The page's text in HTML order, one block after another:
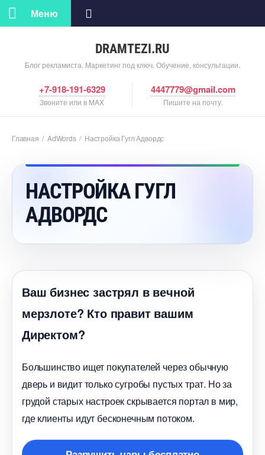
DRAMTEZI.RU
Блог рекламиста. Маркетинг под ключ. Обучение, консультации.
Меню
+7-918-191-6329
Звоните или в MAX
4447779@gmail.com
Пишите на почту.
Главная / AdWords/ Настройка Гугл Адвордс
НАСТРОЙКА ГУГЛ
АДВОРДС
аш бизнес застрял в вечной
мерзлоте? Кто правит вашим
Директом?
Большинство ищет покупателей через обычную
дверь и видит только сугробы пустых трат. Но за
рудой старых настроек скрывается портал в мир,
де клиенты идут бесконечным потоком.